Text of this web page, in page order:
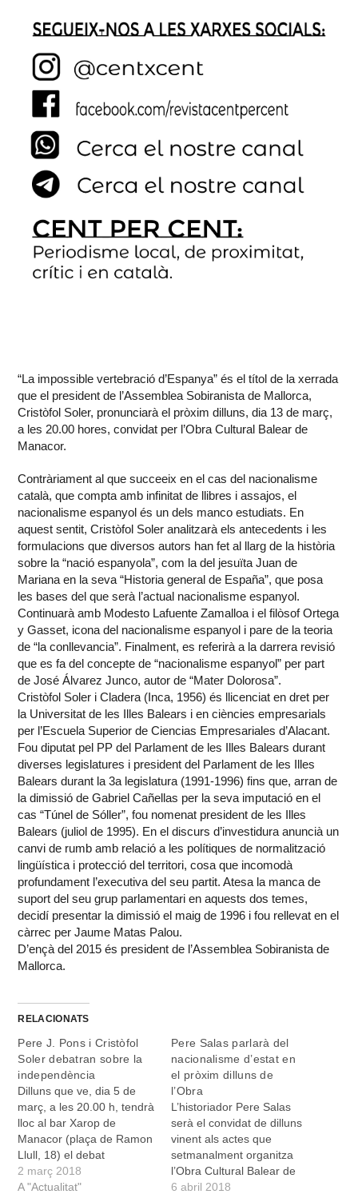
“La impossible vertebració d’Espanya” és el títol de la xerrada
que el president de l’Assemblea Sobiranista de Mallorca,
Cristòfol Soler, pronunciarà el pròxim dilluns, dia 13 de març,
a les 20.00 hores, convidat per l’Obra Cultural Balear de
Manacor.
Contràriament al que succeeix en el cas del nacionalisme
català, que compta amb infinitat de llibres i assajos, el
nacionalisme espanyol és un dels manco estudiats. En
aquest sentit, Cristòfol Soler analitzarà els antecedents i les
formulacions que diversos autors han fet al llarg de la història
sobre la “nació espanyola”, com la del jesuïta Juan de
Mariana en la seva “Historia general de España”, que posa
les bases del que serà l’actual nacionalisme espanyol.
Continuarà amb Modesto Lafuente Zamalloa i el filòsof Ortega
y Gasset, icona del nacionalisme espanyol i pare de la teoria
de “la conllevancia”. Finalment, es referirà a la darrera revisió
que es fa del concepte de “nacionalisme espanyol” per part
de José Álvarez Junco, autor de “Mater Dolorosa”.
Cristòfol Soler i Cladera (Inca, 1956) és llicenciat en dret per
la Universitat de les Illes Balears i en ciències empresarials
per l’Escuela Superior de Ciencias Empresariales d’Alacant.
Fou diputat pel PP del Parlament de les Illes Balears durant
diverses legislatures i president del Parlament de les Illes
Balears durant la 3a legislatura (1991-1996) fins que, arran de
la dimissió de Gabriel Cañellas per la seva imputació en el
cas “Túnel de Sóller”, fou nomenat president de les Illes
Balears (juliol de 1995). En el discurs d’investidura anuncià un
canvi de rumb amb relació a les polítiques de normalització
lingüística i protecció del territori, cosa que incomodà
profundament l’executiva del seu partit. Atesa la manca de
suport del seu grup parlamentari en aquests dos temes,
decidí presentar la dimissió el maig de 1996 i fou rellevat en el
càrrec per Jaume Matas Palou.
D’ençà del 2015 és president de l’Assemblea Sobiranista de
Mallorca.
RELACIONATS
Pere J. Pons i Cristòfol
Soler debatran sobre la
independència
Dilluns que ve, dia 5 de
març, a les 20.00 h, tendrà
lloc al bar Xarop de
Manacor (plaça de Ramon
Llull, 18) el debat
“Independència sí o no?
Avantatges i incovenients
2 març 2018
A "Actualitat"
Pere Salas parlarà del
nacionalisme d’estat en
el pròxim dilluns de
l’Obra
L’historiador Pere Salas
serà el convidat de dilluns
vinent als actes que
setmanalment organitza
l’Obra Cultural Balear de
Manacor. A través de la
6 abril 2018